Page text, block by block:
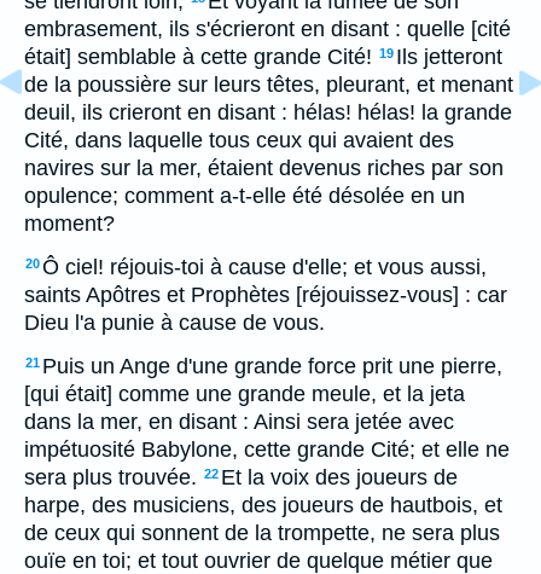
embrasement, ils s'écrieront en disant : quelle [cité
était] semblable à cette grande Cité! 19 Ils jetteront
de la poussière sur leurs têtes, pleurant, et menant
deuil, ils crieront en disant : hélas! hélas! la grande
Cité, dans laquelle tous ceux qui avaient des
navires sur la mer, étaient devenus riches par son
opulence; comment a-t-elle été désolée en un
moment?
20Ô ciel! réjouis-toi à cause d'elle; et vous aussi,
saints Apôtres et Prophètes [réjouissez-vous] : car
Dieu l'a punie à cause de vous.
21 Puis un Ange d'une grande force prit une pierre,
[qui était] comme une grande meule, et la jeta
dans la mer, en disant : Ainsi sera jetée avec
impétuosité Babylone, cette grande Cité; et elle ne
sera plus trouvée. 22 Et la voix des joueurs de
harpe, des musiciens, des joueurs de hautbois, et
de ceux qui sonnent de la trompette, ne sera plus
ouïe en toi; et tout ouvrier de quelque métier que